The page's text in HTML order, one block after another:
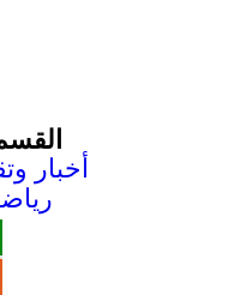
أخبار